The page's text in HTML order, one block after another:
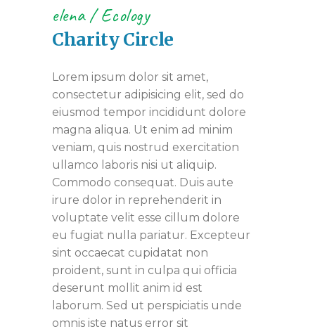
elena Ecology
Charity Circle
Lorem ipsum dolor sit amet,
consectetur adipisicing elit, sed do
eiusmod tempor incididunt dolore
magna aliqua. Ut enim ad minim
veniam, quis nostrud exercitation
ullamco laboris nisi ut aliquip.
Commodo consequat. Duis aute
irure dolor in reprehenderit in
voluptate velit esse cillum dolore
eu fugiat nulla pariatur. Excepteur
sint occaecat cupidatat non
proident, sunt in culpa qui officia
deserunt mollit anim id est
laborum. Sed ut perspiciatis unde
omnis iste natus error sit